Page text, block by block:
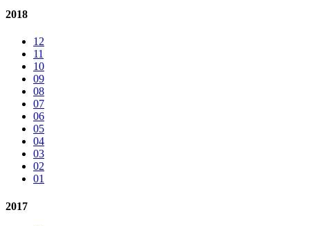
2018
12
11
10
09
08
07
06
05
04
03
02
01
2017